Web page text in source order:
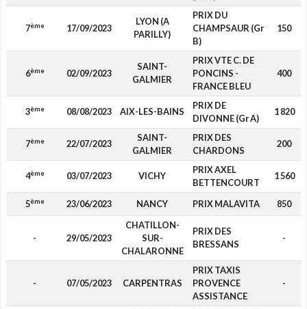
7ème 17/09/2023
LYON (A
PARILLY)
PRIX DU
CHAMPSAUR (Gr
B)
150
6ème 02/09/2023
SAINT-
GALMIER
PRIX VTE C. DE
PONCINS -
FRANCE BLEU
400
3ème 08/08/2023 AIX-LES-BAINS
PRIX DE
DIVONNE (Gr A)
1 820
7ème 22/07/2023
SAINT-
GALMIER
PRIX DES
CHARDONS
200
4ème 03/07/2023 VICHY
PRIX AXEL
BETTENCOURT
1 560
5ème 23/06/2023 NANCY PRIX MALAVITA 850
- 29/05/2023
CHATILLON-
SUR-
CHALARONNE
PRIX DES
BRESSANS
-
- 07/05/2023 CARPENTRAS
PRIX TAXIS
PROVENCE
ASSISTANCE
-